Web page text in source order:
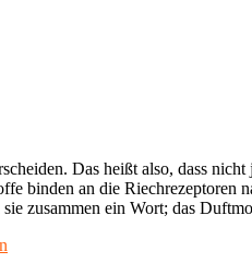
Das heißt also, dass
binden an die Riechrezeptoren
zusammen ein Wort; das